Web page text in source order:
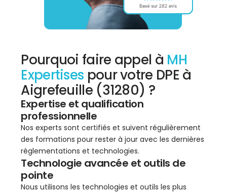
Pourquoi faire appel à MH
Expertises pour votre DPE à
Aigrefeuille (31280) ?
Expertise et qualification
professionnelle
Nos experts sont certifiés et suivent régulièrement
des formations pour rester à jour avec les dernières
réglementations et technologies.
Technologie avancée et outils de
pointe
Nous utilisons les technologies et outils les plus